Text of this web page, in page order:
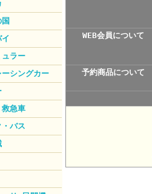
ュラー
ーシングカー
救急車
・バス
WEB会員について
予約商品について